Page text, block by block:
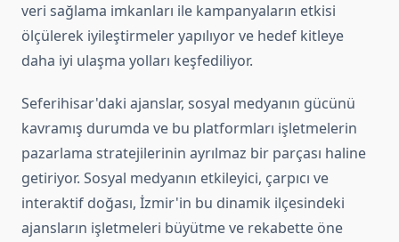
veri sağlama imkanları ile kampanyaların etkisi
ölçülerek iyileştirmeler yapılıyor ve hedef kitleye
daha iyi ulaşma yolları keşfediliyor.
Seferihisar'daki ajanslar, sosyal medyanın gücünü
kavramış durumda ve bu platformları işletmelerin
pazarlama stratejilerinin ayrılmaz bir parçası haline
getiriyor. Sosyal medyanın etkileyici, çarpıcı ve
interaktif doğası, İzmir'in bu dinamik ilçesindeki
ajansların işletmeleri büyütme ve rekabette öne